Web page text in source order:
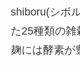
shiboru(シボ
た25種類の雑
麹には酵素が